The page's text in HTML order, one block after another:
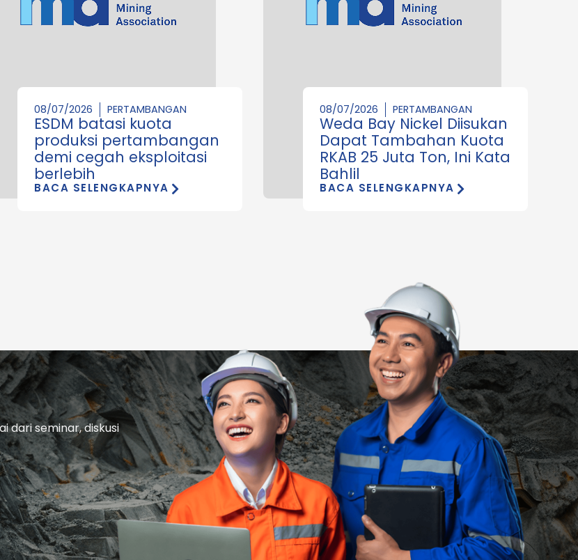
08/07/2026 PERTAMBANGAN
ESDM batasi kuota
produksi pertambangan
demi cegah eksploitasi
berlebih
BACA SELENGKAPNYA
08/07/2026 PERTAMBANGAN
Weda Bay Nickel Diisukan
Dapat Tambahan Kuota
RKAB 25 Juta Ton, Ini Kata
Bahlil
BACA SELENGKAPNYA
dari seminar, diskusi